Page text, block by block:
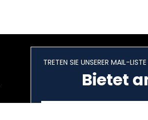
TRETEN SIE UNSERER MAIL-
Bietet